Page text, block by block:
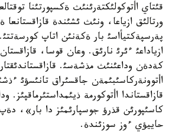
قئتاي اأتوكولئكتةرئنئث ةكسپورتئنا
ورتالئق ازياعا، ونئث ئشئندة
پةرسپةكتيأاسئ بار ةكةنئن اتاپ
ازياداعئ ءئرئ نارئق. وعان قوسا،
كةدةن وداعئنئث مذشةسئ.
اأتوونةركاسئبئمةن جاقسئراق تانئسؤئ
قازاقستاندا اأتوكورمة
كاسئپورئن قذرؤ جوسپارئمئز دا بار»،
حاييؤي ءوز سوزئندة.